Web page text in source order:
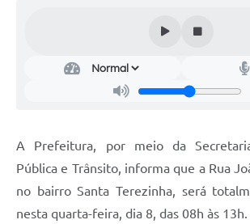
Galeria de Vídeos
Projetos
Participe mais
A Prefeitura, por meio da
Pública e Trânsito, informa que a Rua
no bairro Santa Terezinha, será
nesta quarta-feira, dia 8, das 08h às 13h.